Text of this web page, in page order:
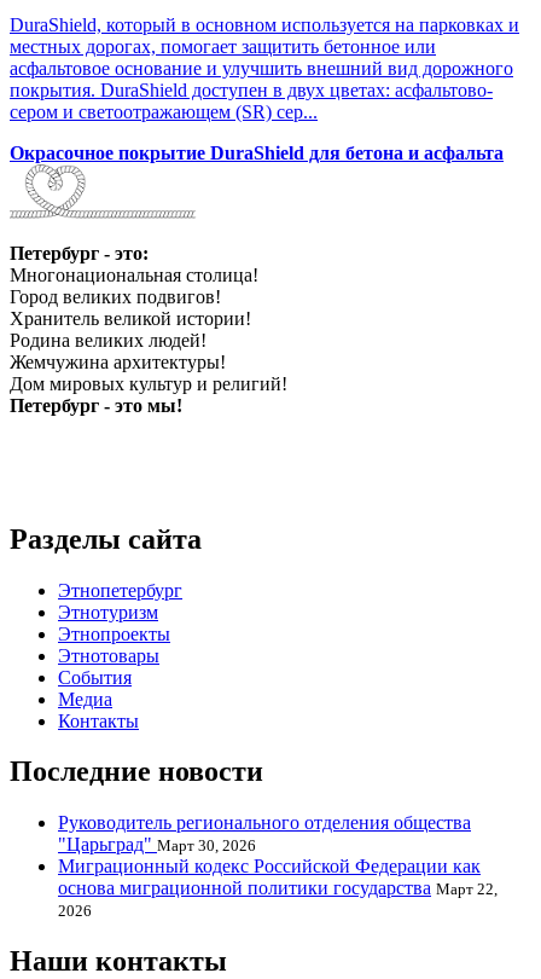
DuraShield, который в основном используется на парковках и
местных дорогах, помогает защитить бетонное или
асфальтовое основание и улучшить внешний вид дорожного
покрытия. DuraShield доступен в двух цветах: асфальтово-
сером и светоотражающем (SR) сер...
Окрасочное покрытие DuraShield для бетона и асфальта
Петербург - это:
Многонациональная столица!
Город великих подвигов!
Хранитель великой истории!
Родина великих людей!
Жемчужина архитектуры!
Дом мировых культур и религий!
Петербург - это мы!
Разделы сайта
Этнопетербург
Этнотуризм
Этнопроекты
Этнотовары
События
Медиа
Контакты
Последние новости
Руководитель регионального отделения общества
"Царьград" Март 30, 2026
Миграционный кодекс Российской Федерации как
основа миграционной политики государства Март 22,
2026
Наши контакты